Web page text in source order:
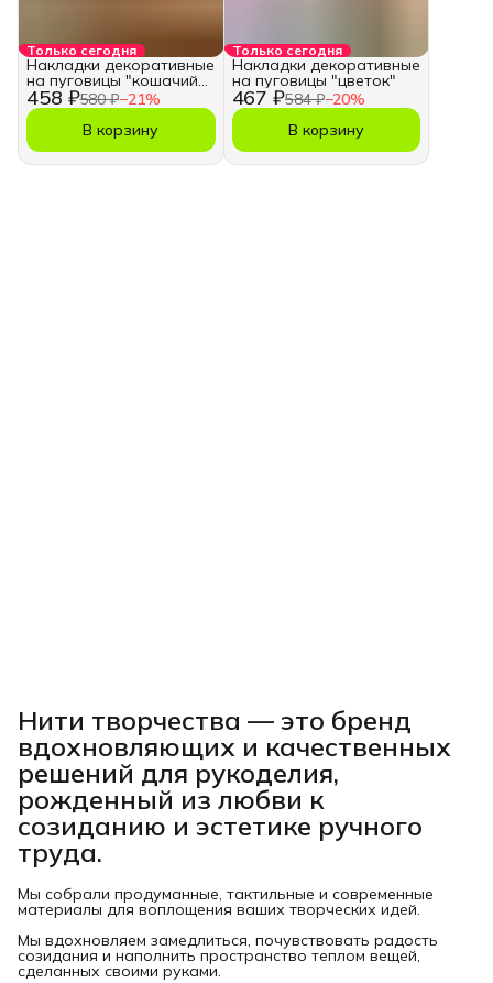
Только сегодня
458 ₽580 ₽−21%
Накладки декоративные
на пуговицы "кошачий
глаз"
В корзину
Только сегодня
467 ₽584 ₽−20%
Накладки декоративные
на пуговицы "цветок"
В корзину
Нити творчества — это бренд
вдохновляющих и качественных
решений для рукоделия,
рожденный из любви к
созиданию и эстетике ручного
труда.
Мы собрали продуманные, тактильные и современные
материалы для воплощения ваших творческих идей.
Мы вдохновляем замедлиться, почувствовать радость
созидания и наполнить пространство теплом вещей,
сделанных своими руками.